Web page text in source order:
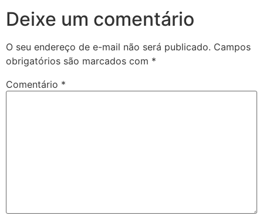
Deixe um comentário
O seu endereço de e-mail não será publicado. Campos
obrigatórios são marcados com *
Comentário *